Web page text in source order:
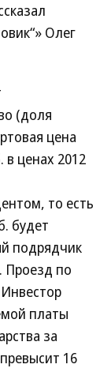
Олег
(доля
цена
в ценах 2012
то есть
будет
подрядчик
Проезд по
платы
за
16